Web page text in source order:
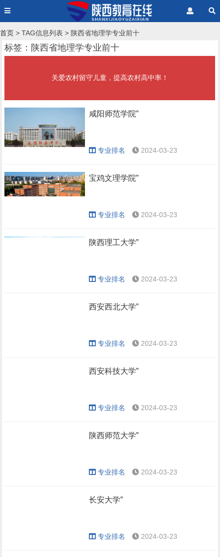
首页 > TAG信息列表 > 陕西省地理学专业前十
标签：陕西省地理学专业前十
关爱农村留守儿童，提高农村高中率！
咸阳师范学院”
专业排名 2024-03-23
宝鸡文理学院”
专业排名 2024-03-23
陕西理工大学”
专业排名 2024-03-23
西安西北大学”
专业排名 2024-03-23
西安科技大学”
专业排名 2024-03-23
陕西师范大学”
专业排名 2024-03-23
长安大学”
专业排名 2024-03-23